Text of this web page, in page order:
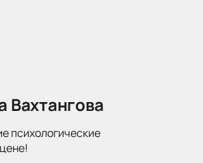
Вахтангова
психологические